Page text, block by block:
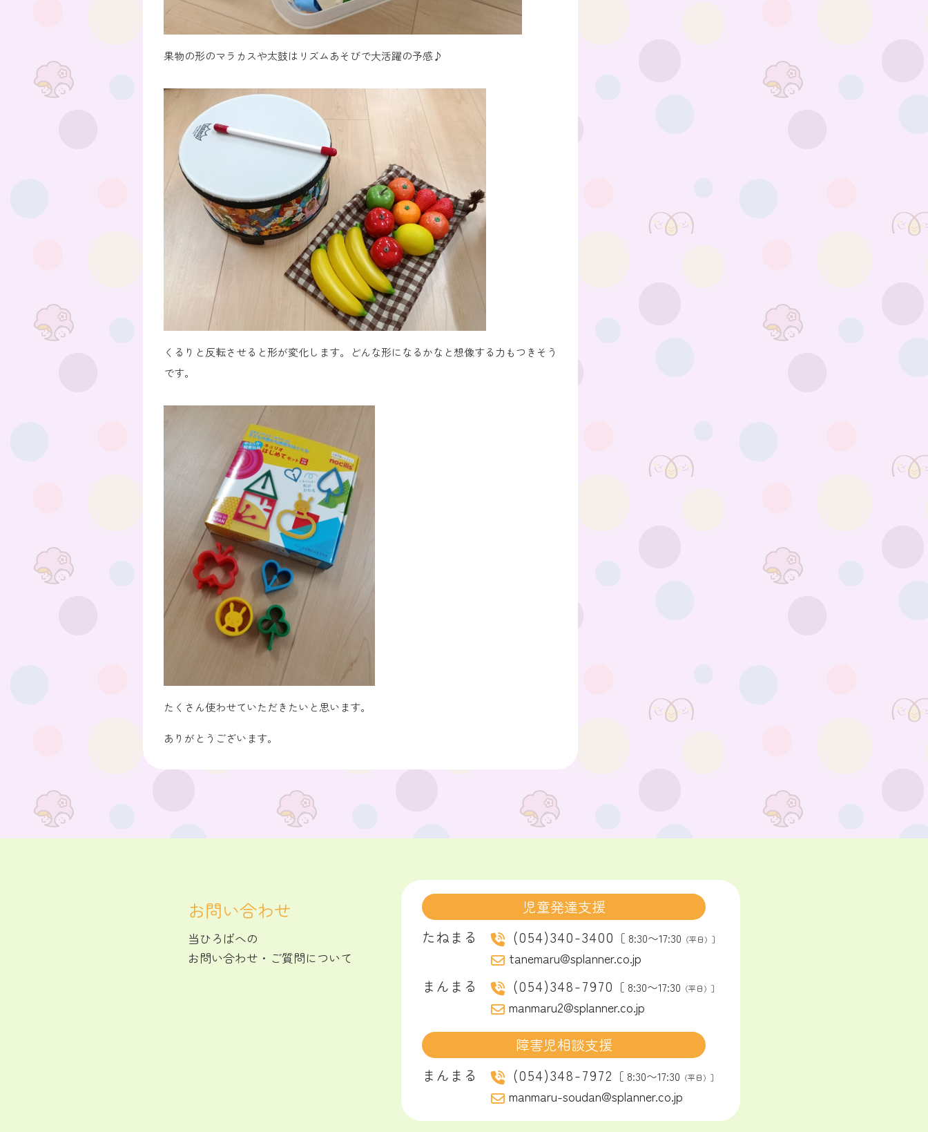
果物の形のマラカスや太鼓はリズムあそびで大活躍の予感♪
くるりと反転させると形が変化します。どんな形になるかなと想像する力もつきそう
です。
たくさん使わせていただきたいと思います。
ありがとうございます。
お問い合わせ
当ひろばへの
お問い合わせ・ご質問について
児童発達支援
たねまる
(054)340-3400 ［ 8:30〜17:30 （平日）］
tanemaru@splanner.co.jp
まんまる (054)348-7970 ［ 8:30〜17:30 （平日）］
manmaru2@splanner.co.jp
障害児相談支援
まんまる
(054)348-7972 ［ 8:30〜17:30 （平日）］
manmaru-soudan@splanner.co.jp